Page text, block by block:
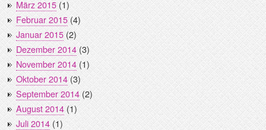
März 2015(1)
Februar 2015(4)
Januar 2015(2)
Dezember 2014(3)
November 2014(1)
Oktober 2014(3)
September 2014(2)
August 2014(1)
Juli 2014(1)